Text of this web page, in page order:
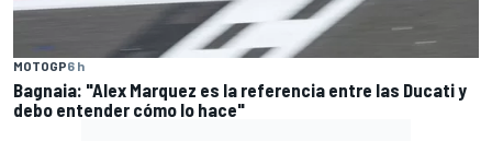
MOTOGP6 h
Bagnaia: "Alex Marquez es la referencia entre las Ducati y
debo entender cómo lo hace"